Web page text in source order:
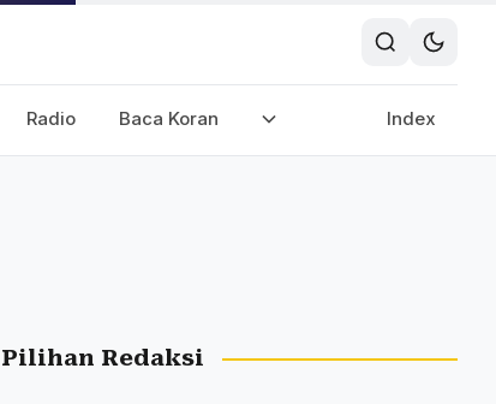
Radio Baca Koran Index
Pilihan Redaksi